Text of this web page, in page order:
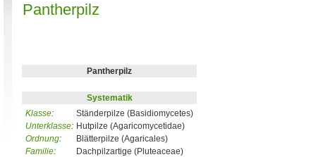
Pantherpilz
Pantherpilz
Systematik
Klasse:
Ständerpilze (Basidiomycetes)
Unterklasse: Hutpilze (Agaricomycetidae)
Ordnung:
Blätterpilze (Agaricales)
Familie:
Dachpilzartige (Pluteaceae)